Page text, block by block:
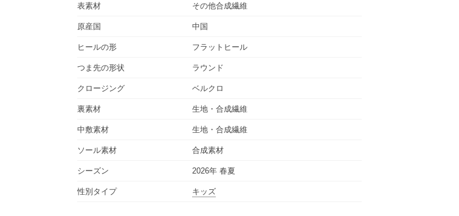
表素材 その他合成繊維
原産国 中国
ヒールの形 フラットヒール
つま先の形状 ラウンド
クロージング ベルクロ
裏素材 生地・合成繊維
中敷素材 生地・合成繊維
ソール素材 合成素材
シーズン 2026年 春夏
性別タイプ キッズ